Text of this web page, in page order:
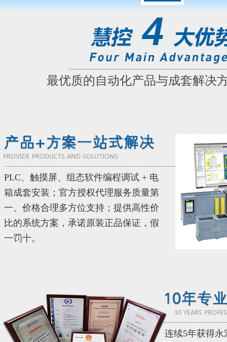
最优质的自动化产品与成套解决
PLC、触摸屏、组态软件编程调试 + 电
箱成套安装；官方授权代理服务质量第
一、价格合理多方位支持；提供高性价
比的系统方案，承诺原装正品保证，假
一罚十。
连续5年获得永